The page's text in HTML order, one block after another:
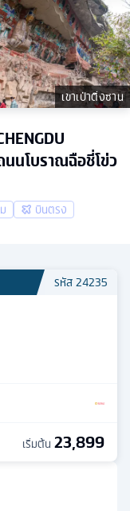
เขาเป่าติ่งซาน
นโบราณฉือชี่โข่ว
บินตรง
รหัส24235
เริ่มต้น 23,899